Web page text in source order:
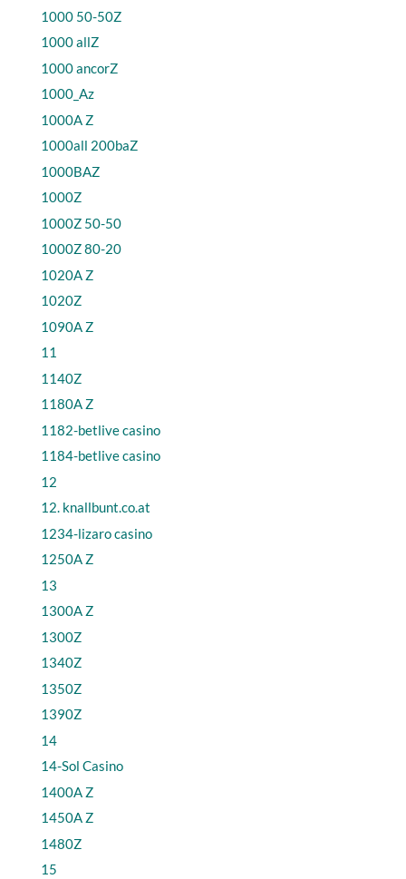
1000 50-50Z
1000 allZ
1000 ancorZ
1000_Az
1000A Z
1000all 200baZ
1000BAZ
1000Z
1000Z 50-50
1000Z 80-20
1020A Z
1020Z
1090A Z
11
1140Z
1180A Z
1182-betlive casino
1184-betlive casino
12
12. knallbunt.co.at
1234-lizaro casino
1250A Z
13
1300A Z
1300Z
1340Z
1350Z
1390Z
14
14-Sol Casino
1400A Z
1450A Z
1480Z
15